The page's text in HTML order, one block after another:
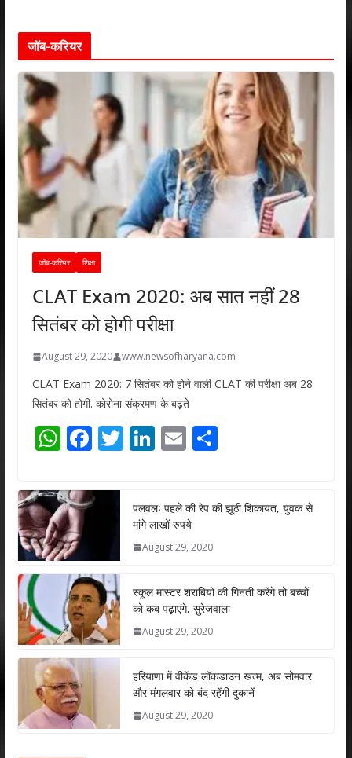
जॉब-करियर
जॉब-करियर शिक्षा
CLAT Exam 2020: अब सात नहीं 28
सितंबर को होगी परीक्षा
August 29, 2020 www.newsofharyana.com
CLAT Exam 2020: 7 सितंबर को होने वाली CLAT की परीक्षा अब 28
सितंबर को होगी. कोरोना संक्रमण के बढ़ते
W
at
s
A
p
p
F
e
b
o
k
T
er
Li
e
dI
n
E
l
S
e
पलवलः पहले की रेप की झूठी शिकायत, युवक से
मांगे लाखों रुपये
August 29, 2020
स्कूल मास्टर शराबियों की गिनती करेंगे तो बच्चों
को कब पढ़ाएंगे, सुरेजवाला
August 29, 2020
हरियाणा में वीकेंड लॉकडाउन खत्म, अब सोमवार
और मंगलवार को बंद रहेंगी दुकानें
August 29, 2020